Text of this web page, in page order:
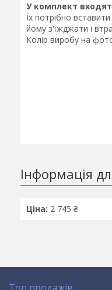
У комплект
Їх потрібно
йому з'їжджати і
Колір виробу на
Інформація
Ціна: 2 745 ₴